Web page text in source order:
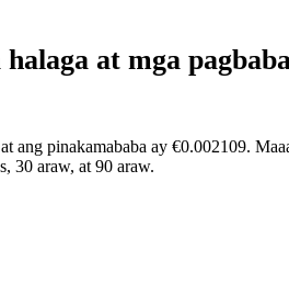
at mga
pinakamababa ay €0.002109.
30 araw, at 90 araw.